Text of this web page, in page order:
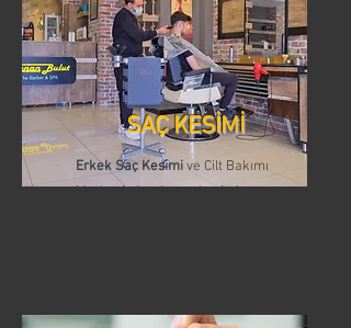
SAÇ KESİMİ
Erkek Saç Kesimive Cilt Bakımı
Merkezi olarak, saç kesimi